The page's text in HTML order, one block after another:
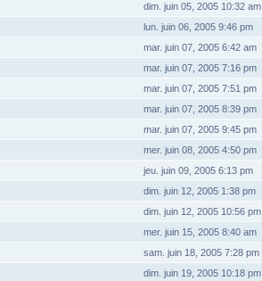
dim. juin 05, 2005 10:32 am
lun. juin 06, 2005 9:46 pm
mar. juin 07, 2005 6:42 am
mar. juin 07, 2005 7:16 pm
mar. juin 07, 2005 7:51 pm
mar. juin 07, 2005 8:39 pm
mar. juin 07, 2005 9:45 pm
mer. juin 08, 2005 4:50 pm
jeu. juin 09, 2005 6:13 pm
dim. juin 12, 2005 1:38 pm
dim. juin 12, 2005 10:56 pm
mer. juin 15, 2005 8:40 am
sam. juin 18, 2005 7:28 pm
dim. juin 19, 2005 10:18 pm